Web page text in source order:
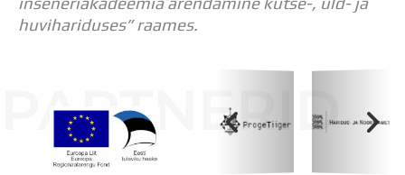
huvihariduses” raames.
PARTNERID